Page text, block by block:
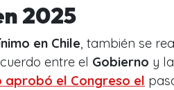
2025
en Chile , también se
entre el Gobierno y la
aprobó el Congreso el